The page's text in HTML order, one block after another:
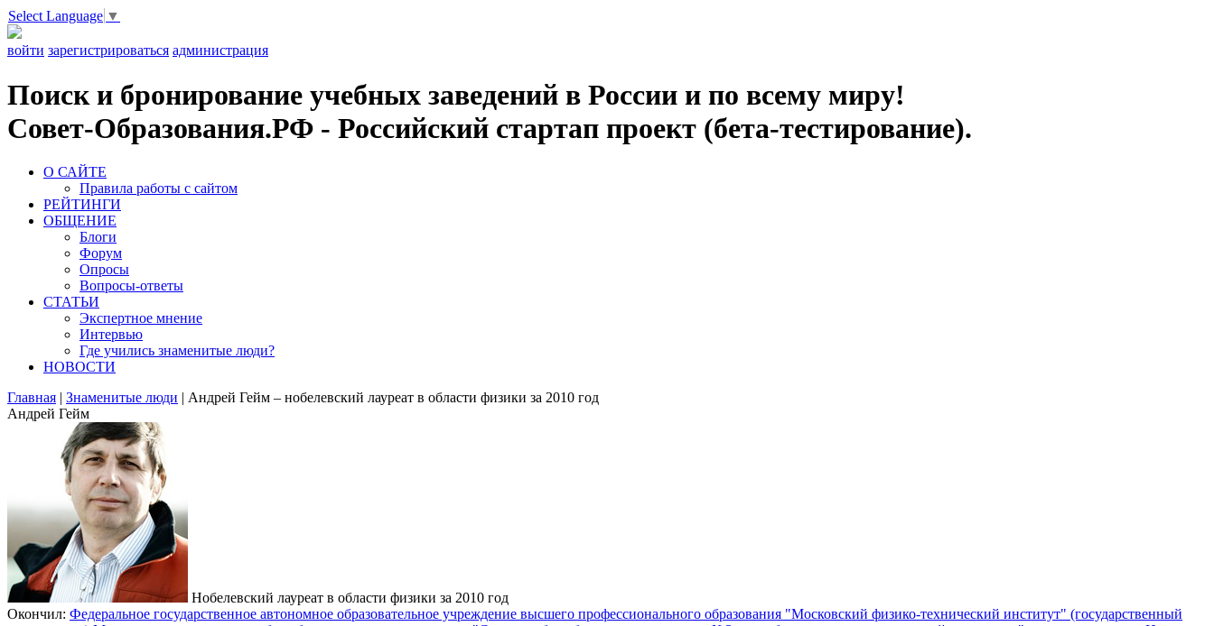
Select Language ▼
войти зарегистрироваться администрация
Поиск и бронирование учебных заведений в России и по всему миру!
Совет-Образования.РФ - Российский стартап проект (бета-тестирование).
О САЙТЕ
Правила работы с сайтом
РЕЙТИНГИ
ОБЩЕНИЕ
Блоги
Форум
Опросы
Вопросы-ответы
СТАТЬИ
Экспертное мнение
Интервью
Где учились знаменитые люди?
НОВОСТИ
Главная | Знаменитые люди | Андрей Гейм – нобелевский лауреат в области физики за 2010 год
Андрей Гейм
Нобелевский лауреат в области физики за 2010 год
Окончил: Федеральное государственное автономное образовательное учреждение высшего профессионального образования "Московский физико-технический институт" (государственный